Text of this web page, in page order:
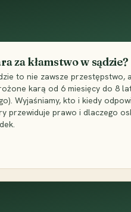
za kłamstwo w sądzie?
to nie zawsze przestępstwo,
karą od 6 miesięcy do 8
Wyjaśniamy, kto i kiedy
przewiduje prawo i dlaczego